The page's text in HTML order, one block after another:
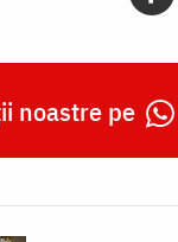
noastre pe